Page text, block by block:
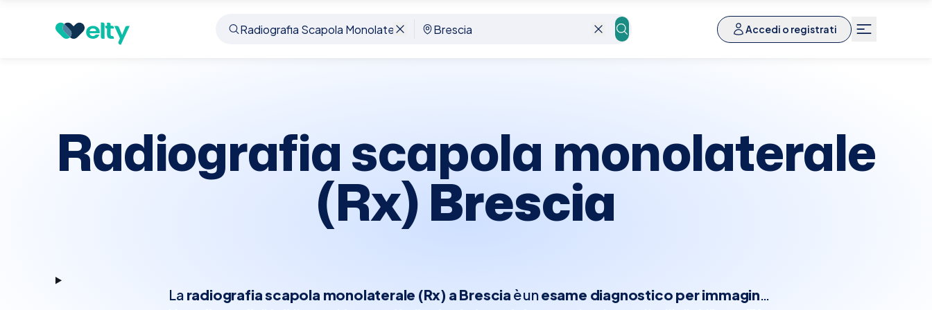
Accedi o registrati
Prenota visita Radiografia Scapola Monolaterale Rx Brescia
Radiografia scapola monolaterale
(Rx)Brescia
La radiografia scapola monolaterale (Rx) a Brescia è unesame diagnostico per immagini